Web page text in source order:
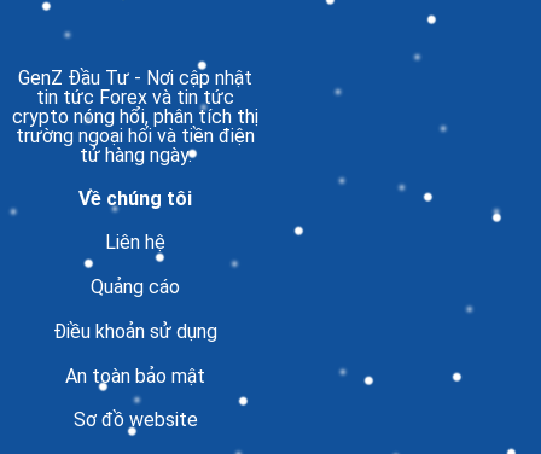
GenZ Đầu Tư - Nơi cập nhật
tin tức Forex và tin tức
crypto nóng hổi, phân tích thị
trường ngoại hối và tiền điện
tử hàng ngày.
Về chúng tôi
Liên hệ
Quảng cáo
Điều khoản sử dụng
An toàn bảo mật
Sơ đồ website